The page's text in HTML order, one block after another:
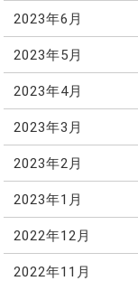
2023年6月
2023年5月
2023年4月
2023年3月
2023年2月
2023年1月
2022年12月
2022年11月